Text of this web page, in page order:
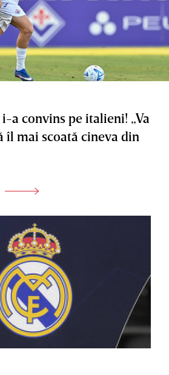
a convins pe italieni! „Va
îl mai scoată cineva din